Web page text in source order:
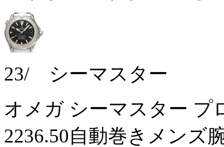
23/ シーマスター
オメガ シーマスター プ
2236.50自動巻きメンズ